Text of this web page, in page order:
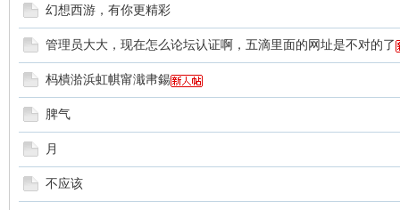
游
幻想西游，有你更精彩
管理员大大，现在怎么论坛认证啊，五滴里面的网址是不对的了
杩樻湁浜虹帺甯濈帇鍚
脾气
月
不应该